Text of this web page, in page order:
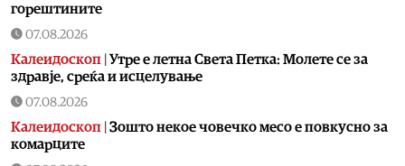
горештините
07.08.2026
Калеидоскоп | Утре е летна Света Петка: Молете се за
здравје, среќа и исцелување
07.08.2026
Калеидоскоп | Зошто некое човечко месо е повкусно за
комарците